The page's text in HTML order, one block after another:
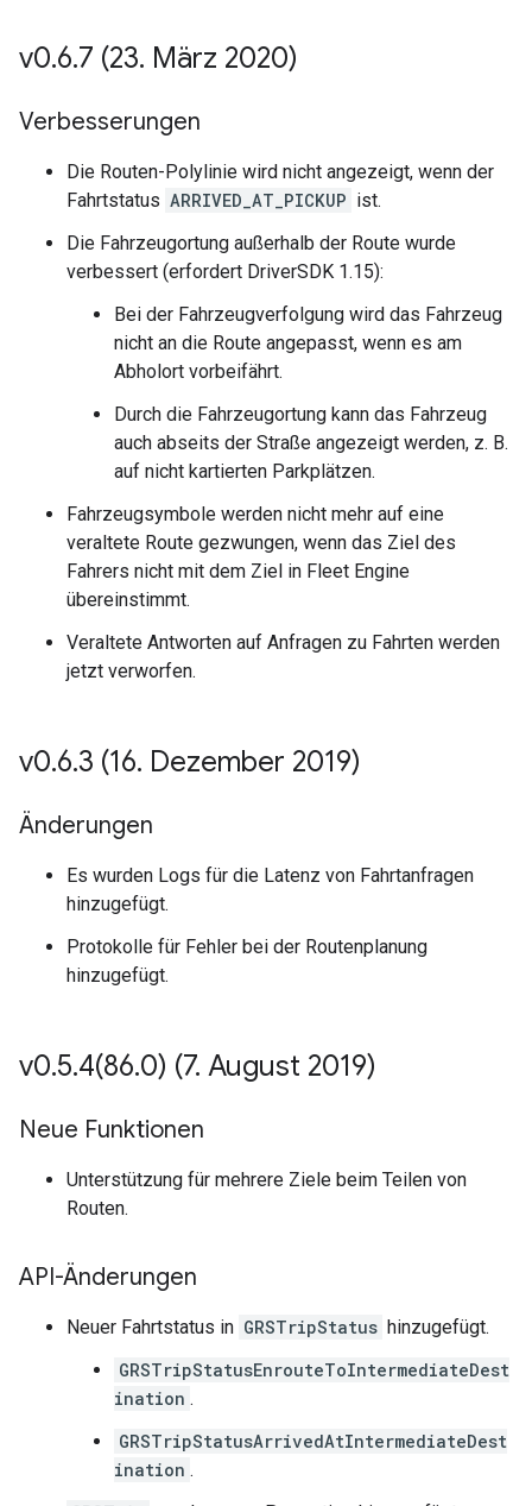
v0.6.7 (23. März 2020)
Verbesserungen
Die Routen-Polylinie wird nicht angezeigt, wenn der
Fahrtstatus ARRIVED_AT_PICKUP ist.
Die Fahrzeugortung außerhalb der Route wurde
verbessert (erfordert DriverSDK 1.15):
Bei der Fahrzeugverfolgung wird das Fahrzeug
nicht an die Route angepasst, wenn es am
Abholort vorbeifährt.
Durch die Fahrzeugortung kann das Fahrzeug
auch abseits der Straße angezeigt werden, z. B.
auf nicht kartierten Parkplätzen.
Fahrzeugsymbole werden nicht mehr auf eine
veraltete Route gezwungen, wenn das Ziel des
Fahrers nicht mit dem Ziel in Fleet Engine
übereinstimmt.
Veraltete Antworten auf Anfragen zu Fahrten werden
jetzt verworfen.
v0.6.3 (16. Dezember 2019)
Änderungen
Es wurden Logs für die Latenz von Fahrtanfragen
hinzugefügt.
Protokolle für Fehler bei der Routenplanung
hinzugefügt.
v0.5.4(86.0) (7. August 2019)
Neue Funktionen
Unterstützung für mehrere Ziele beim Teilen von
Routen.
API-Änderungen
Neuer Fahrtstatus in GRSTripStatus hinzugefügt.
GRSTripStatusEnrouteToIntermediateDest
ination .
GRSTripStatusArrivedAtIntermediateDest
ination .